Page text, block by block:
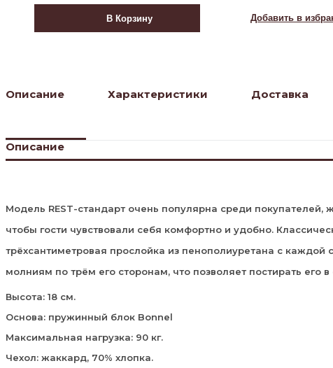
стандарт
В Корзину Добавить в
Описание Характеристики Доставка
Описание
Модель REST-стандарт очень популярна среди
чтобы гости чувствовали себя комфортно и удобно.
трёхсантиметровая прослойка из пенополиуретана с
молниям по трём его сторонам, что позволяет постирать его
Высота: 18 см.
Основа: пружинный блок Bonnel
Максимальная нагрузка: 90 кг.
Чехол: жаккард, 70% хлопка.